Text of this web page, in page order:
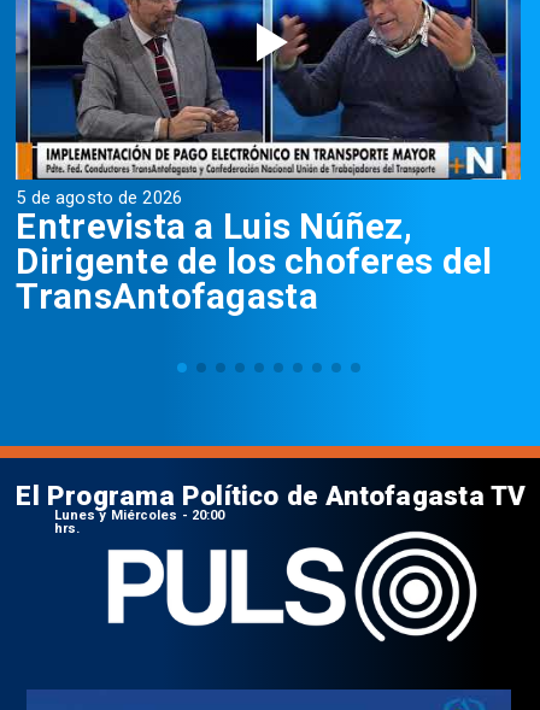
5 de agosto de 2026
Entrevista a Luis Núñez,
Dirigente de los choferes del
TransAntofagasta
El Programa Político de Antofagasta TV
Lunes y Miércoles - 20:00
hrs.